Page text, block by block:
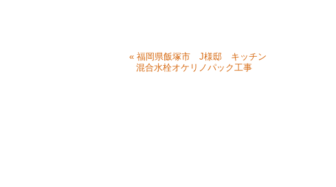
« 福岡県飯塚市 J様邸 キッチン
混合水栓オケリノパック工事